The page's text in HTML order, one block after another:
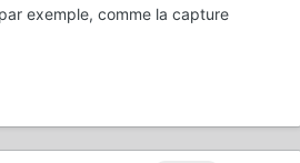
exemple, comme la capture